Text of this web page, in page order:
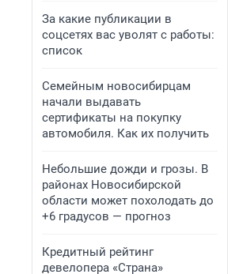
За какие публикации в
соцсетях вас уволят с работы:
список
Семейным новосибирцам
начали выдавать
сертификаты на покупку
автомобиля. Как их получить
Небольшие дожди и грозы. В
районах Новосибирской
области может похолодать до
+6 градусов — прогноз
Кредитный рейтинг
девелопера «Страна»